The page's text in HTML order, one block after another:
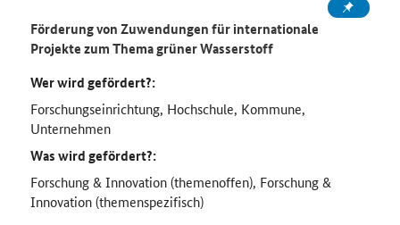
Förderung von Zuwendungen für internationale
Projekte zum Thema grüner Wasserstoff
Wer wird gefördert?:
Forschungseinrichtung, Hochschule, Kommune,
Unternehmen
Was wird gefördert?:
Forschung & Innovation (themenoffen), Forschung &
Innovation (themenspezifisch)